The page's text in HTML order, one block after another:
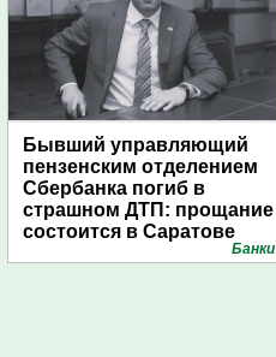
Бывший управляющий
пензенским отделением
Сбербанка погиб в
страшном ДТП: прощание
состоится в Саратове
Банки